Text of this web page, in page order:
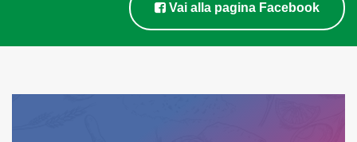
Vai alla pagina Facebook